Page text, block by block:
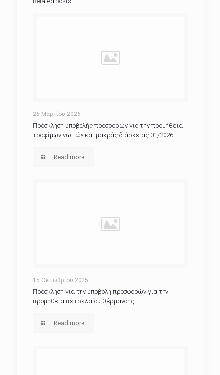
26 Μαρτίου 2026
Πρόσκληση υποβολής προσφορών για την προμήθεια
τροφίμων νωπών και μακράς διάρκειας 01/2026
Read more
15 Οκτωβρίου 2025
Πρόσκληση για την υποβολή προσφορών για την
προμήθεια πετρελαίου θέρμανσης
Read more